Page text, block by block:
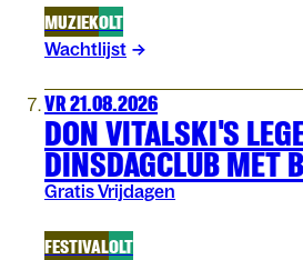
MUZIEKOLT
Wachtlijst
VR 21.08.2026
DON VITALSKI'S
DINSDAGCLUB MET
Gratis Vrijdagen
FESTIVALOLT